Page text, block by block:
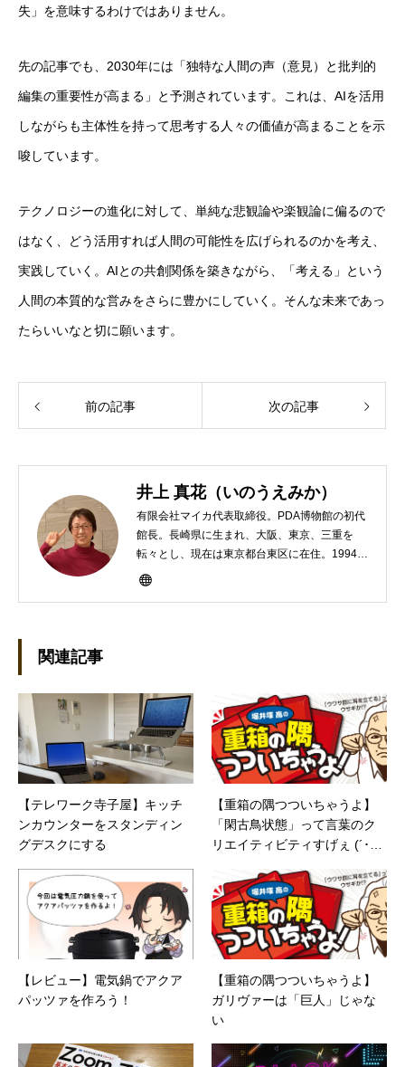
失」を意味するわけではありません。
先の記事でも、2030年には「独特な人間の声（意見）と批判的
編集の重要性が高まる」と予測されています。これは、AIを活用
しながらも主体性を持って思考する人々の価値が高まることを示
唆しています。
テクノロジーの進化に対して、単純な悲観論や楽観論に偏るので
はなく、どう活用すれば人間の可能性を広げられるのかを考え、
実践していく。AIとの共創関係を築きながら、「考える」という
人間の本質的な営みをさらに豊かにしていく。そんな未来であっ
たらいいなと切に願います。
前の記事 次の記事
井上 真花（いのうえみか）
有限会社マイカ代表取締役。PDA博物館の初代
館長。長崎県に生まれ、大阪、東京、三重を
転々とし、現在は東京都台東区に在住。1994年
にHP100LXと出会ったのをきかっけに、フリ
制作。プライベートでは、井上円了哲学塾の第
一期修了生として「哲学カフェ＠神保町」の世
話人、2020年以降は「なごテツ」のオンライン
カフェの世話人を務める。趣味は考えること。
関連記事
【テレワーク寺子屋】キッチ
ンカウンターをスタンディン
グデスクにする
【重箱の隅つついちゃうよ】
「閑古鳥状態」って言葉のク
リエイティビティすげぇ (´･∀･
【レビュー】電気鍋でアクア
パッツァを作ろう！
【重箱の隅つついちゃうよ】
ガリヴァーは「巨人」じゃな
い